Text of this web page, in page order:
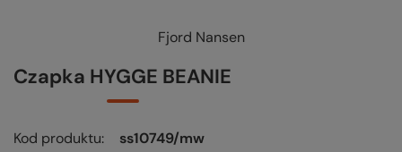
KUP-SPRAWDŹ-WYMIEŃ-
Fjord Nansen
Czapka HYGGE BEANIE
Kod produktu
ss10749/mw